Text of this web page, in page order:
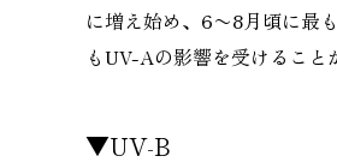
に増え始め、6〜8月頃に最
もUV-Aの影響を受けること
▼UV-B